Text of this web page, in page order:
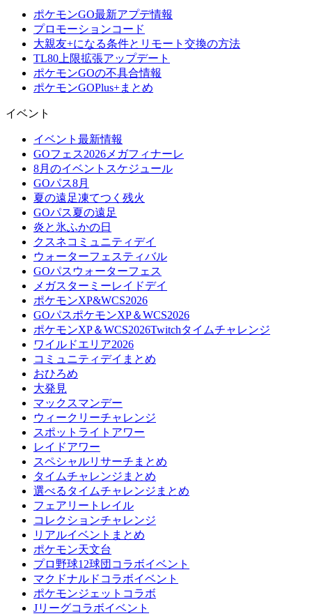
ポケモンGO最新アプデ情報
プロモーションコード
大親友+になる条件とリモート交換の方法
TL80上限拡張アップデート
ポケモンGOの不具合情報
ポケモンGOPlus+まとめ
イベント
イベント最新情報
GOフェス2026メガフィナーレ
8月のイベントスケジュール
GOパス8月
夏の遠足凍てつく残火
GOパス夏の遠足
炎と氷ふかの日
クスネコミュニティデイ
ウォーターフェスティバル
GOパスウォーターフェス
メガスターミーレイドデイ
ポケモンXP&WCS2026
GOパスポケモンXP＆WCS2026
ポケモンXP＆WCS2026Twitchタイムチャレンジ
ワイルドエリア2026
コミュニティデイまとめ
おひろめ
大発見
マックスマンデー
ウィークリーチャレンジ
スポットライトアワー
レイドアワー
スペシャルリサーチまとめ
タイムチャレンジまとめ
選べるタイムチャレンジまとめ
フェアリートレイル
コレクションチャレンジ
リアルイベントまとめ
ポケモン天文台
プロ野球12球団コラボイベント
マクドナルドコラボイベント
ポケモンジェットコラボ
Jリーグコラボイベント